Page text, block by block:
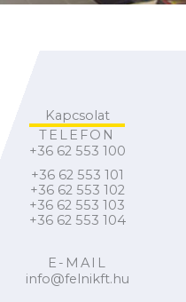
Kapcsolat
TELEFON
+36 62 553 100
+36 62 553 101
+36 62 553 102
+36 62 553 103
+36 62 553 104
E-MAIL
info@felnikft.hu